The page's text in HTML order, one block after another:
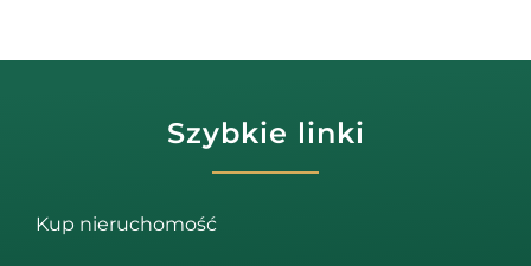
Szybkie linki
Kup nieruchomość